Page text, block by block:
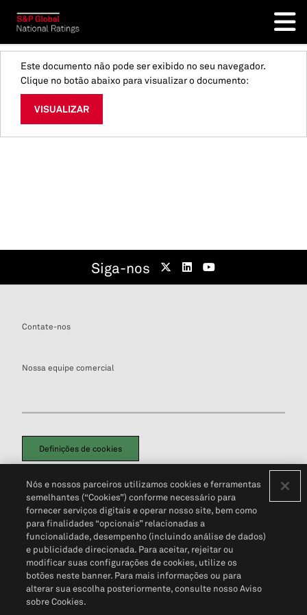
Este documento não pode ser exibido no seu navegador.
Clique no botão abaixo para visualizar o documento:
VISUALIZAR
Siga-nos
Contate-nos
Nossa equipe comercial
Definições de cookies
Política de PrivacidadePortal de privacidade do cliente (em inglês)
Não Venda Minhas Informações Pessoais© 2026 S&P Global
Nós e nossos parceiros utilizamos cookies e ferramentas
semelhantes (“Cookies”) conforme necessário para
fornecer serviços digitais e operar nosso site, bem como
para finalidades “opcionais” relacionadas a
funcionalidade, desempenho (incluindo análise de dados)
e publicidade direcionada. Para aceitar, rejeitar ou
modificar suas configurações de cookies, utilize os
botões neste banner. Para mais informações ou para
alterar sua escolha posteriormente, consulte nosso Aviso
sobre Cookies.